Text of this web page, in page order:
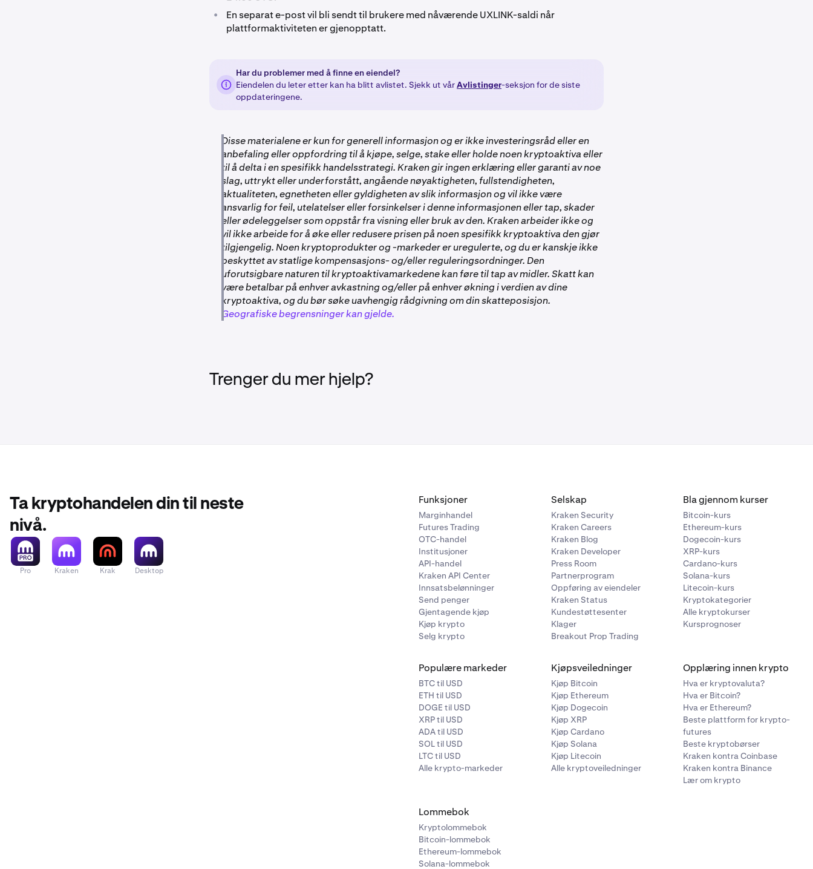
•
En separat e-post vil bli sendt til brukere med nåværende UXLINK-saldi når
plattformaktiviteten er gjenopptatt.
Har du problemer med å finne en eiendel?
Eiendelen du leter etter kan ha blitt avlistet. Sjekk ut vårAvlistinger-seksjon for de siste
oppdateringene.
Disse materialene er kun for generell informasjon og er ikke investeringsråd eller en
anbefaling eller oppfordring til å kjøpe, selge, stake eller holde noen kryptoaktiva eller
til å delta i en spesifikk handelsstrategi. Kraken gir ingen erklæring eller garanti av noe
slag, uttrykt eller underforstått, angående nøyaktigheten, fullstendigheten,
aktualiteten, egnetheten eller gyldigheten av slik informasjon og vil ikke være
ansvarlig for feil, utelatelser eller forsinkelser i denne informasjonen eller tap, skader
eller ødeleggelser som oppstår fra visning eller bruk av den. Kraken arbeider ikke og
vil ikke arbeide for å øke eller redusere prisen på noen spesifikk kryptoaktiva den gjør
tilgjengelig. Noen kryptoprodukter og -markeder er uregulerte, og du er kanskje ikke
beskyttet av statlige kompensasjons- og/eller reguleringsordninger. Den
uforutsigbare naturen til kryptoaktivamarkedene kan føre til tap av midler. Skatt kan
være betalbar på enhver avkastning og/eller på enhver økning i verdien av dine
kryptoaktiva, og du bør søke uavhengig rådgivning om din skatteposisjon.
Geografiske begrensninger kan gjelde.
Trenger du mer hjelp?
Ta kryptohandelen din til neste
nivå.
Pro Kraken Krak Desktop
Funksjoner
Marginhandel
Futures Trading
OTC-handel
Institusjoner
API-handel
Kraken API Center
Innsatsbelønninger
Send penger
Gjentagende kjøp
Kjøp krypto
Selg krypto
Selskap
Kraken Security
Kraken Careers
Kraken Blog
Kraken Developer
Press Room
Partnerprogram
Oppføring av eiendeler
Kraken Status
Kundestøttesenter
Klager
Breakout Prop Trading
Bla gjennom kurser
Bitcoin-kurs
Ethereum-kurs
Dogecoin-kurs
XRP-kurs
Cardano-kurs
Solana-kurs
Litecoin-kurs
Kryptokategorier
Alle kryptokurser
Kursprognoser
Populære markeder
BTC til USD
ETH til USD
DOGE til USD
XRP til USD
ADA til USD
SOL til USD
LTC til USD
Alle krypto-markeder
Kjøpsveiledninger
Kjøp Bitcoin
Kjøp Ethereum
Kjøp Dogecoin
Kjøp XRP
Kjøp Cardano
Kjøp Solana
Kjøp Litecoin
Alle kryptoveiledninger
Opplæring innen krypto
Hva er kryptovaluta?
Hva er Bitcoin?
Hva er Ethereum?
Beste plattform for krypto-
futures
Beste kryptobørser
Kraken kontra Coinbase
Kraken kontra Binance
Lær om krypto
Lommebok
Kryptolommebok
Bitcoin-lommebok
Ethereum-lommebok
Solana-lommebok